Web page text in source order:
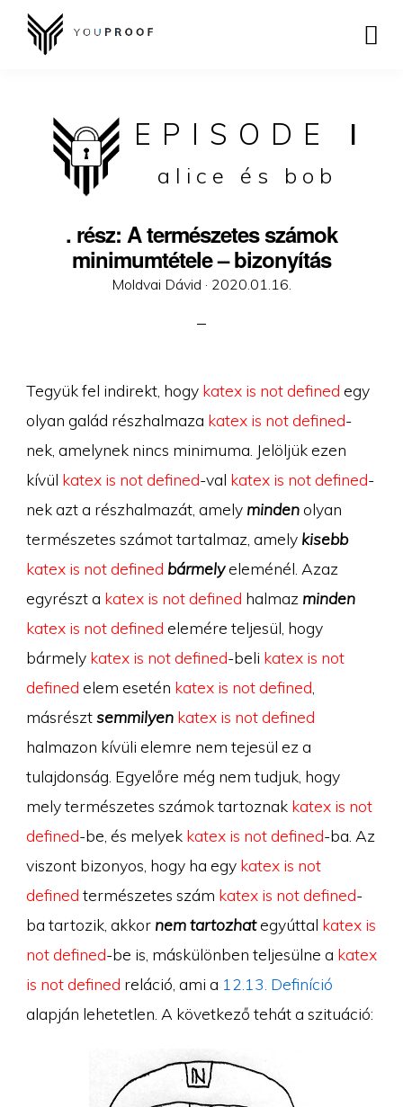
EPISODE I
alice és bob
. rész: A természetes számok
minimumtétele – bizonyítás
Moldvai Dávid · Posted
2020.01.16.
Tegyük fel indirekt, hogy katex is not defined egy
olyan galád részhalmaza katex is not defined-
nek, amelynek nincs minimuma. Jelöljük ezen
kívül katex is not defined-val katex is not defined-
nek azt a részhalmazát, amely mindenolyan
természetes számot tartalmaz, amely kisebb
katex is not defined bármelyeleménél. Azaz
egyrészt a katex is not defined halmaz minden
katex is not defined elemére teljesül, hogy
bármely katex is not defined-beli katex is not
defined elem esetén katex is not defined
másrésztsemmilyen katex is not defined
halmazon kívüli elemre nem tejesül ez a
tulajdonság. Egyelőre még nem tudjuk, hogy
mely természetes számok tartoznak katex is not
defined-be, és melyek katex is not defined-ba. Az
viszont bizonyos, hogy ha egy katex is not
defined természetes szám katex is not defined-
ba tartozik, akkor nem tartozhategyúttal katex is
not defined-be is, máskülönben teljesülne a katex
is not defined reláció, ami a 12.13. Definíció
alapján lehetetlen. A következő tehát a szituáció: